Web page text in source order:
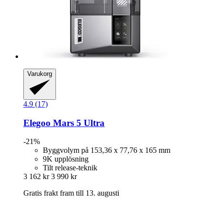
Varukorg
4.9 (17)
Elegoo Mars 5 Ultra
-21%
Byggvolym på 153,36 x 77,76 x 165 mm
9K upplösning
Tilt release-teknik
3 162 kr 3 990 kr
Gratis frakt fram till 13. augusti